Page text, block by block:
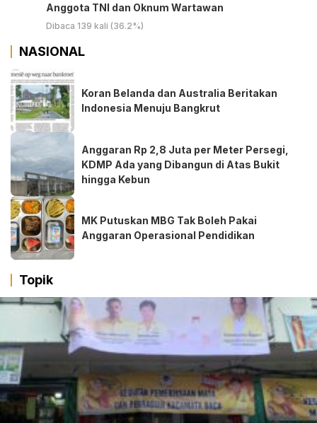
Anggota TNI dan Oknum Wartawan
Dibaca 139 kali (36.2%)
NASIONAL
Koran Belanda dan Australia Beritakan
Indonesia Menuju Bangkrut
Anggaran Rp 2,8 Juta per Meter Persegi,
KDMP Ada yang Dibangun di Atas Bukit
hingga Kebun
MK Putuskan MBG Tak Boleh Pakai
Anggaran Operasional Pendidikan
Topik